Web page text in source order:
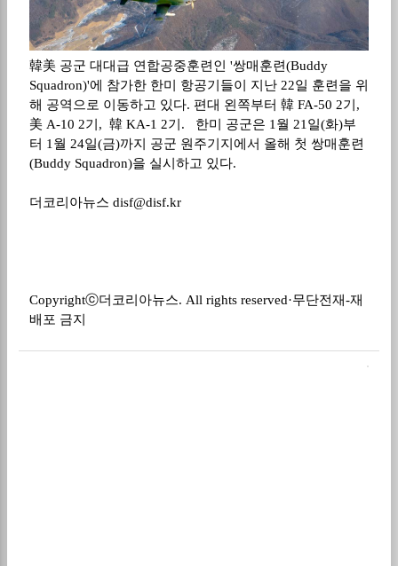
韓美 공군 대대급 연합공중훈련인 '쌍매훈련(Buddy
Squadron)'에 참가한 한미 항공기들이 지난 22일 훈련을 위
해 공역으로 이동하고 있다. 편대 왼쪽부터 韓 FA-50 2기,
美 A-10 2기, 韓 KA-1 2기. 한미 공군은 1월 21일(화)부
터 1월 24일(금)까지 공군 원주기지에서 올해 첫 쌍매훈련
(Buddy Squadron)을 실시하고 있다.
더코리아뉴스 disf@disf.kr
Copyrightⓒ더코리아뉴스. All rights reserved·무단전재-재
배포 금지